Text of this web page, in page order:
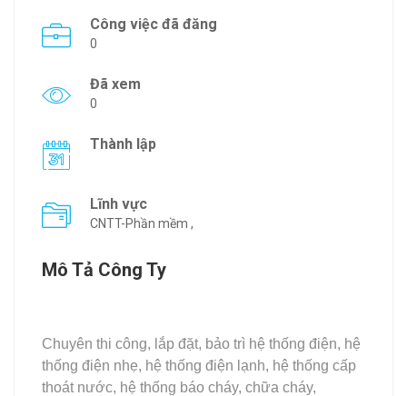
Công việc đã đăng
0
Đã xem
0
Thành lập
Lĩnh vực
CNTT-Phần mềm ,
Mô Tả Công Ty
Chuyên thi công, lắp đặt, bảo trì hệ thống điện, hệ
thống điện nhẹ, hệ thống điện lạnh, hệ thống cấp
thoát nước, hệ thống báo cháy, chữa cháy,